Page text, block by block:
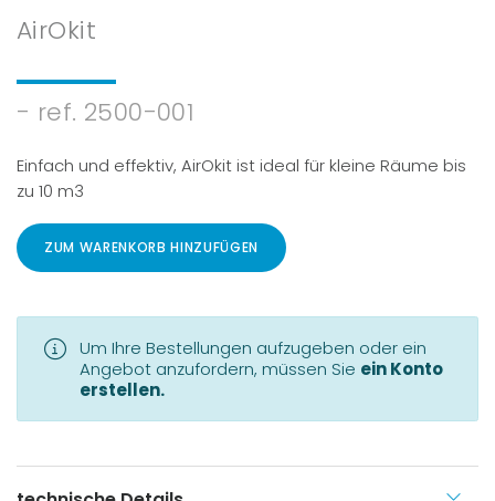
AirOkit
- ref. 2500-001
Einfach und effektiv, AirOkit ist ideal für kleine Räume bis
zu 10 m3
ZUM WARENKORB HINZUFÜGEN
Um Ihre Bestellungen aufzugeben oder ein
Angebot anzufordern, müssen Sie ein Konto
erstellen.